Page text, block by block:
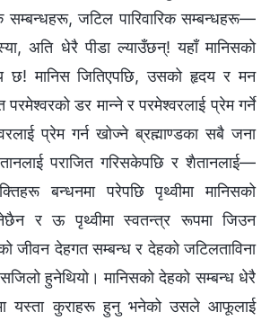
सम्बन्धहरू, जटिल पारिवारिक सम्बन्धहरू—
अति धेरै पीडा ल्याउँछन्! यहाँ मानिसको
छ! मानिस जितिएपछि, उसको हृदय र मन
डर मान्ने र परमेश्वरलाई प्रेम गर्ने
प्रेम गर्न खोज्ने ब्रह्माण्डका सबै जना
पराजित गरिसकेपछि र शैतानलाई—
बन्धनमा परेपछि पृथ्वीमा मानिसको
र ऊ पृथ्वीमा स्वतन्त्र रूपमा जिउन
जीवन देहगत सम्बन्ध र देहको जटिलताविना
हुनेथियो। मानिसको देहको सम्बन्ध धेरै
यस्ता कुराहरू हुनु भनेको उसले आफूलाई